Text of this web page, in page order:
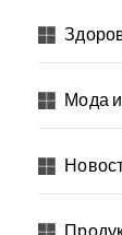
Мода